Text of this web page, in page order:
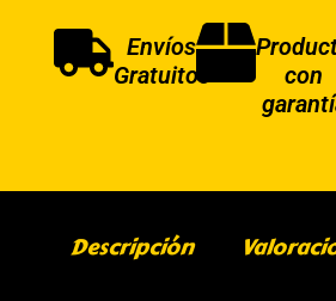
Envíos
Gratuitos
con
Descripción